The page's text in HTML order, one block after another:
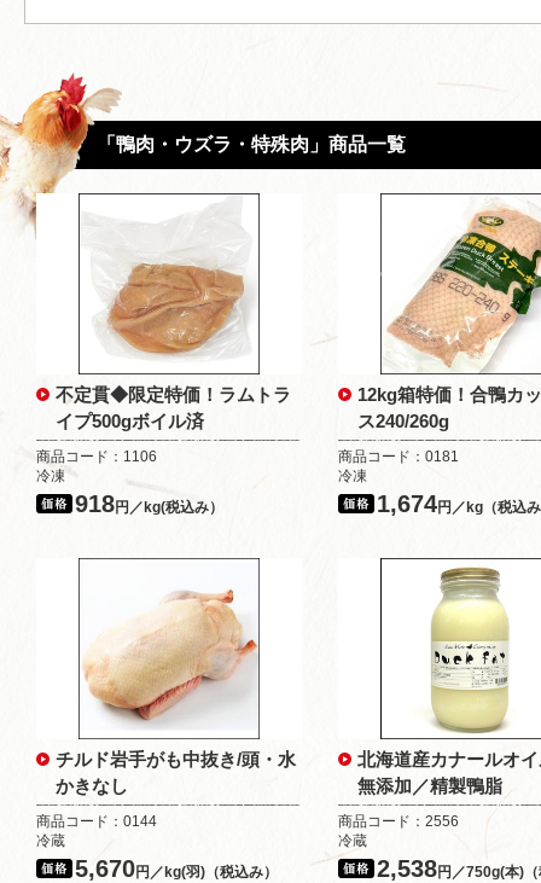
「鴨肉・ウズラ・特殊肉」商品一覧
不定貫◆限定特価！ラムトラ
イプ500gボイル済
商品コード：1106
冷凍
918円／kg(税込み）
12kg箱特価！合鴨カ
ス240/260g
商品コード：0181
冷凍
1,674円／kg（税込
チルド岩手がも中抜き/頭・水
かきなし
商品コード：0144
冷蔵
5,670円／kg(羽)（税込み）
北海道産カナールオ
無添加／精製鴨脂
商品コード：2556
冷蔵
2,538円／750g(本)